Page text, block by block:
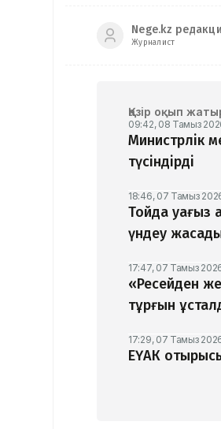
Nege.kz
Журналист
Қазір оқып
09:42, 08 Тамыз
Министрлік
түсіндірді
18:46, 07 Тамыз
Тойда уағыз
үндеу
17:47, 07 Тамыз
«Ресейден
тұрғын
17:29, 07 Тамыз
ЕҮАК